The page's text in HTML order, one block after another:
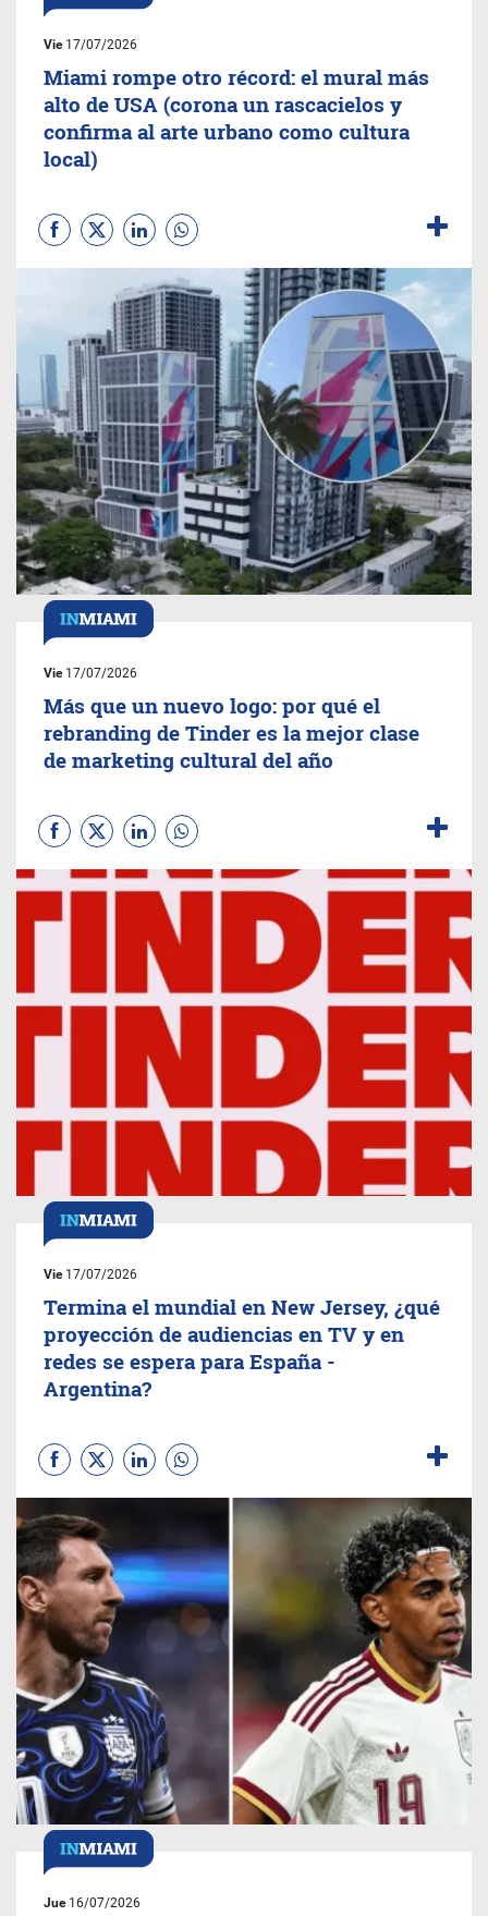
Vie17/07/2026
Miami rompe otro récord: el mural más
alto de USA (corona un rascacielos y
confirma al arte urbano como cultura
local)
Vie17/07/2026
Más que un nuevo logo: por qué el
rebranding de Tinder es la mejor clase
de marketing cultural del año
Vie17/07/2026
Termina el mundial en New Jersey, ¿qué
proyección de audiencias en TV y en
redes se espera para España -
Argentina?
Jue16/07/2026